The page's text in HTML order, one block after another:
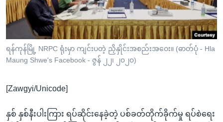
စာမျက်နှာ
သို့
ကြည့်
ရန်
ရန်
သို့
ဗွီအိုအေ လူမှုကွန်ယက်များ
ရန်ကုန်မြို့ NRPC ရုံးမှာ ကျင်းပတဲ့ ညှိနှိုင်းအစည်းအဝေး။ (ဓာတ်ပုံ - Hla
Maung Shwe's Facebook - ဇွန် ၂၂၊ ၂၀၂၀)
[Zawgyi/Unicode]
နှစ် နှစ်နီးပါးကြား ရပ်ဆိုင်းနေခဲ့တဲ့ ပစ်ခတ်တိုက်ခိုက်မှု ရပ်စဲရေး